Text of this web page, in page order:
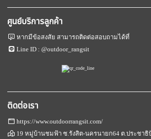
ศูนย์บริการลูกค้า
หากมีข้อสงสัย สามารถติดต่อสอบถามได้ที่
Line ID :@outdoor_rangsit
ติดต่อเรา
https://www.outdoorrangsit.com/
19 หมู่บ้านชมฟ้า ซ.รังสิต-นครนายก64 ต.ประชา